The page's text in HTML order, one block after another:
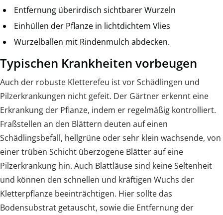
Entfernung überirdisch sichtbarer Wurzeln
Einhüllen der Pflanze in lichtdichtem Vlies
Wurzelballen mit Rindenmulch abdecken.
Typischen Krankheiten vorbeugen
Auch der robuste Kletterefeu ist vor Schädlingen und
Pilzerkrankungen nicht gefeit. Der Gärtner erkennt eine
Erkrankung der Pflanze, indem er regelmäßig kontrolliert.
Fraßstellen an den Blättern deuten auf einen
Schädlingsbefall, hellgrüne oder sehr klein wachsende, von
einer trüben Schicht überzogene Blätter auf eine
Pilzerkrankung hin. Auch Blattläuse sind keine Seltenheit
und können den schnellen und kräftigen Wuchs der
Kletterpflanze beeinträchtigen. Hier sollte das
Bodensubstrat getauscht, sowie die Entfernung der